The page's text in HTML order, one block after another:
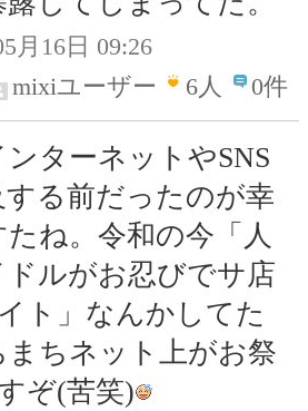
月16日 09:26
mixiユーザー
6人 0件
ンターネットやSNS
する前だったのが幸
たね。令和の今「人
ドルがお忍びでサ店
ト」なんかしてた
まちネット上がお祭
ぞ(苦笑)